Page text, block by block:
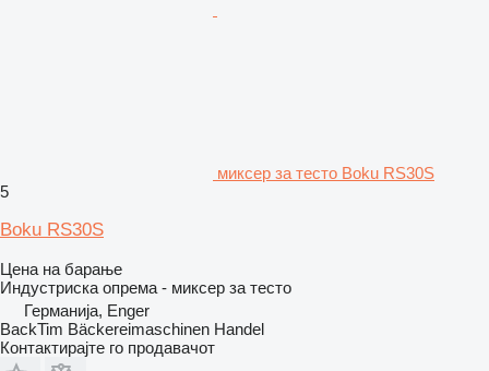
миксер за тесто Boku RS30S
5
Boku RS30S
Цена на барање
Индустриска опрема - миксер за тесто
Германија, Enger
BackTim Bäckereimaschinen Handel
Контактирајте го продавачот